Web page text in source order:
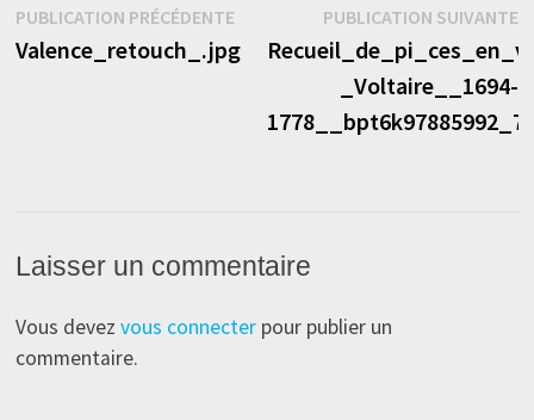
Navigation
de
PUBLICATION PRÉCÉDENTEPublication
précédente :
Valence_retouch_.jpg
PUBLICATION SUIVANTE
_Voltaire__1694-
Laisser un commentaire
Vous devez vous connecterpour publier un
commentaire.